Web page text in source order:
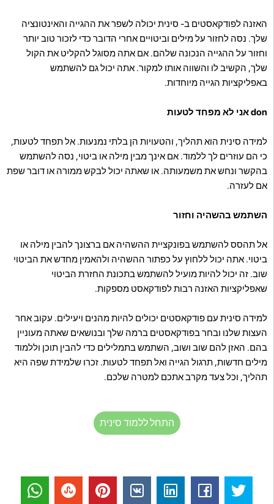
האזנה לפודקאסטים ב- סינית יכולה לשפר את ההגייה והאינטונציה
שלך. נסה לחזור על מילים וביטויים אחרי הדובר כדי לזכור טוב יותר
וחזור על ההגייה הנכונה שלהם. אם אתה מסוגל להקליט את הקול
שלך, הקשיב לו והשווה אותו למקור. אתה יכול גם להשתמש
באפליקציות הגייה מיוחדות.
don אני לא מפחד לטעות
למידה סינית הוא תהליך, והטעויות הן בלתי נמנעות. אל תפחד לטעות,
כי הם עוזרים לך ללמוד. אם אינך מבין מילה או ביטוי, נסה להשתמש
בהקשר ונחש את משמעותה. או שאתה יכול לבקש ממורה או דובר שפת
אם לעזרה.
השתמש בהשהיה וחזור
אל תהסס להשתמש בפונקציית ההשהיה אם ברצונך להבין מילה או
ביטוי. אתה יכול ללחוץ על כפתור ההשהיה ולהאמין מחדש את הביטוי
שוב. זה יכול להיות מועיל להשתמש בתכונת החזרת הביטוי
שאפליקציות האזנה רבות לפודקאסט מספקות.
למידה סינית עם פודקאסטים יכולים להיות מהנים ויעילים. עקוב אחר
העצות שלנו ובחר בפודקאסטים ברמה שלך ובנושאים שאתה מעוניין
בהם. האזן להם שוב ושוב, השתמש בתמלילים כדי להבין תוכן וללמוד
מילים חדשות, תרגול הגייה ואל תפחד לטעות. זכרו שלמידת שפה היא
תהליך, וכל צעד מקרב אתכם למטרה שלכם.
התחל ללמוד סינית